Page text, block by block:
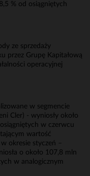
% od osiągniętych
ze sprzedaży
przez Grupę Kapitałową
operacyjnej
w segmencie
Cler) - wyniosły około
w czerwcu
wartość
okresie styczeń –
o około 107,8 mln
w analogicznym